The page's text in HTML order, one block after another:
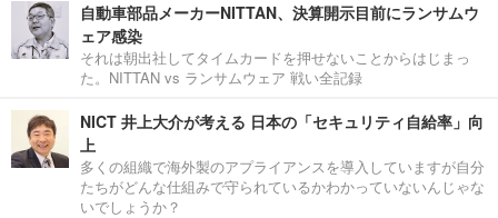
自動車部品メーカーNITTAN、決算開示目前にランサムウ
ェア感染
それは朝出社してタイムカードを押せないことからはじまっ
た。NITTAN vs ランサムウェア 戦い全記録
NICT 井上大介が考える 日本の「セキュリティ自給率」向
上
多くの組織で海外製のアプライアンスを導入していますが自分
たちがどんな仕組みで守られているかわかっていないんじゃな
いでしょうか？